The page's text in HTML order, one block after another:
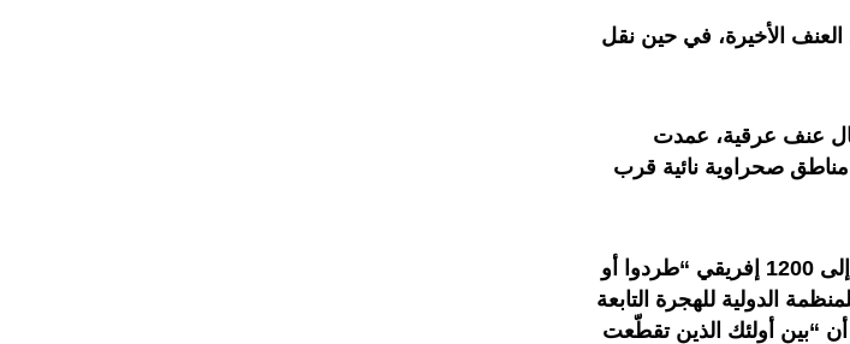
الأخيرة، في حين نقل
عنف عرقية، عمدت
صحراوية نائية قرب
وقالت منظمة هيومن راتيس ووتش غير الحكومية إن ما يصل إلى 1200 إفريقي “طردوا أو
الدولية للهجرة التابعة
أن “بين أولئك الذين تقطّعت